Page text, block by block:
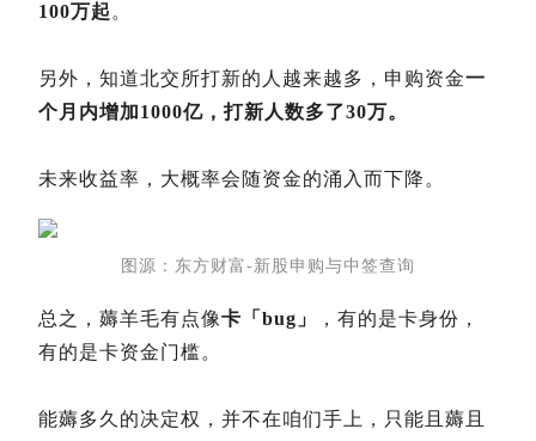
100万起 。
另外，知道北交所打新的人越来越多，申购资金一
个月内增加1000亿，打新人数多了30万。
未来收益率，大概率会随资金的涌入而下降。
图源：东方财富-新股申购与中签查询
总之，薅羊毛有点像卡「bug」
，有的是卡身份，
有的是卡资金门槛。
能薅多久的决定权，并不在咱们手上，只能且薅且